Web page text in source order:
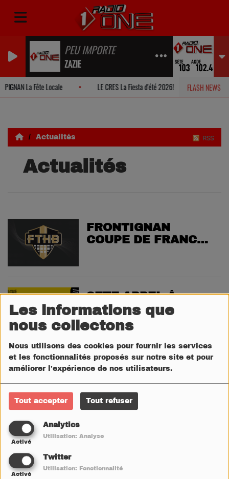
Les informations que
nous collectons
Nous utilisons des cookies pour fournir les services
et les fonctionnalités proposés sur notre site et pour
améliorer l'expérience de nos utilisateurs.
Tout accepter Tout refuser
Analytics
Activé
Utilisation: Analyse
Twitter
Activé
Utilisation: Fonctionnalité
PEU IMPORTE
ZAZIE
FLASH NEWS
PIGNAN La Fête Locale LE CRES La Fiesta d'été 2026!
Actualités
Actualités
RSS
FRONTIGNAN
COUPE DE FRANCE
SETE APPEL À
CANDIDATURES
ACCOMPAGNEMENT
GRATUIT!
MEZE A VOIR AU ET
LE TAURUS
HERAULT
PROTECTION CIVILE